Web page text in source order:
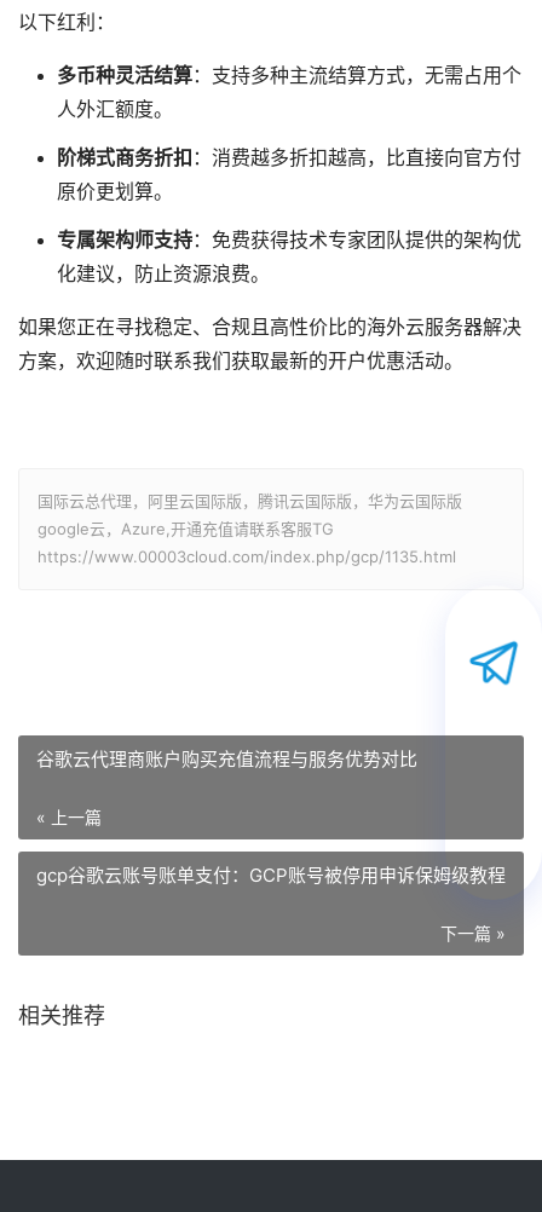
以下红利：
多币种灵活结算：支持多种主流结算方式，无需占用个
人外汇额度。
阶梯式商务折扣 ：消费越多折扣越高，比直接向官方付
原价更划算。
专属架构师支持：免费获得技术专家团队提供的架构优
化建议，防止资源浪费。
如果您正在寻找稳定、合规且高性价比的海外云服务器解决
方案，欢迎随时联系我们获取最新的开户优惠活动。
国际云总代理，阿里云国际版，腾讯云国际版，华为云国际版
google云，Azure,开通充值请联系客服TG
https://www.00003cloud.com/index.php/gcp/1135.html
谷歌云代理商账户购买充值流程与服务优势对比
« 上一篇
gcp谷歌云账号账单支付：GCP账号被停用申诉保姆级教程
下一篇 »
相关推荐